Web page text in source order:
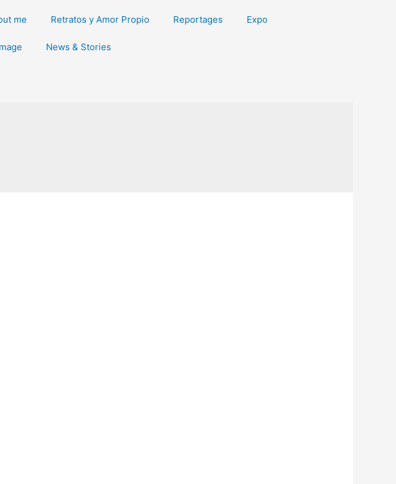
me Retratos y Amor Propio Reportages Expo
News & Stories